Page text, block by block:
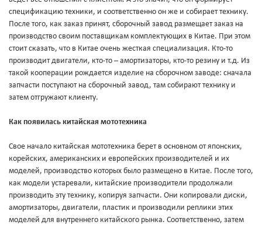
спецификацию техники, и соответственно он же и собирает технику.
После того, как заказ принят, сборочный завод размещает заказ на
производство своим поставщикам комплектующих в Китае. При этом
стоит сказать, что в Китае очень жесткая специализация. Кто-то
производит двигатели, кто-то – амортизаторы, кто-то резину и т.д. Из
такой кооперации рождается изделие на сборочном заводе: сначала
запчасти поступают на сборочный завод, там собирают технику и
затем отгружают клиенту.
Как появилась китайская мототехника
Свое начало китайская мототехника берет в основном от японских,
корейских, американских и европейских производителей и их
моделей, производство которых было размещено в Китае. После того,
как модели устаревали, китайские производители продолжали
производить эту технику, копируя запчасти. Они копировали диски,
амортизаторы, двигатели, пластик и производили реплики этих
моделей для внутреннего китайского рынка. Соответственно, затем